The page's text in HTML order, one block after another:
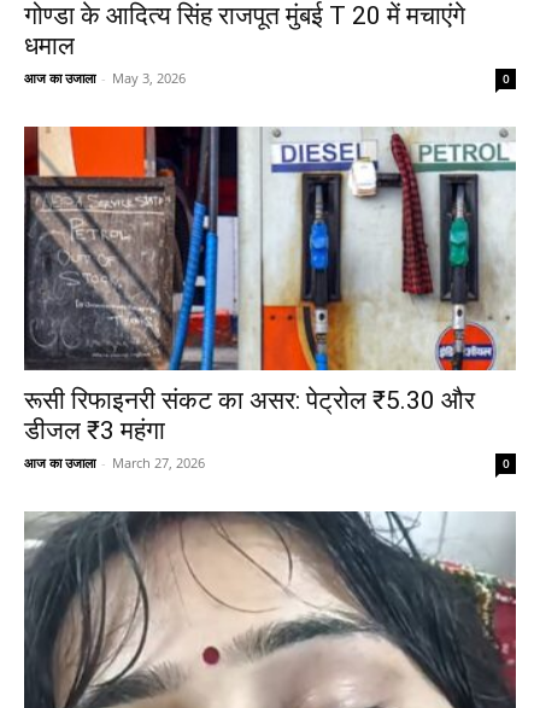
गोण्डा के आदित्य सिंह राजपूत मुंबई T 20 में मचाएंगे
धमाल
आज का उजाला - May 3, 2026 0
रूसी रिफाइनरी संकट का असर: पेट्रोल ₹5.30 और
डीजल ₹3 महंगा
आज का उजाला - March 27, 2026 0